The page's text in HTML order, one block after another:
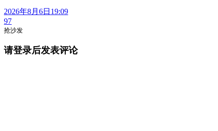
2026年8月6日19:09
97
抢沙发
请登录后发表评论